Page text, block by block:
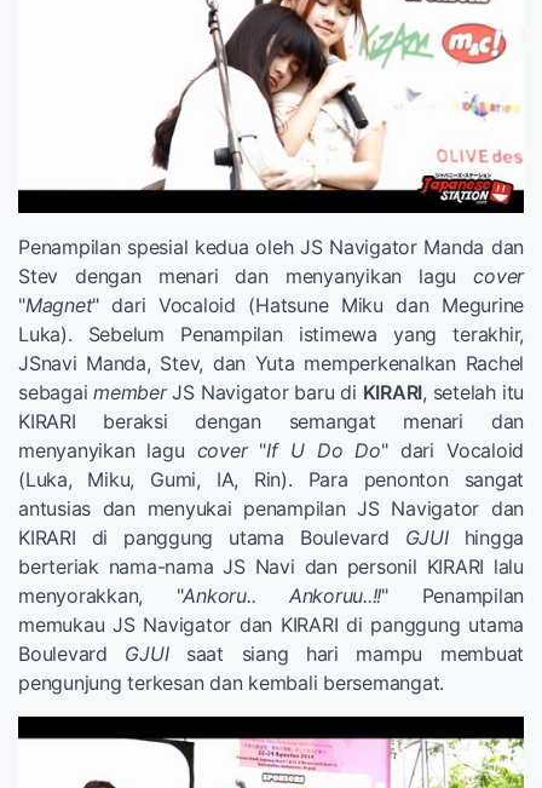
Penampilan spesial kedua oleh JS Navigator Manda dan
Stev dengan menari dan menyanyikan lagucover
"Magnet" dari Vocaloid (Hatsune Miku dan Megurine
Luka). Sebelum Penampilan istimewa yang terakhir,
JSnavi Manda, Stev, dan Yuta memperkenalkan Rachel
sebagaimemberJS Navigator baru di KIRARI, setelah itu
KIRARI beraksi dengan semangat menari dan
menyanyikan lagu cover"If U Do Do" dari Vocaloid
(Luka, Miku, Gumi, IA, Rin). Para penonton sangat
antusias dan menyukai penampilan JS Navigator dan
KIRARI di panggung utama Boulevard GJUIhingga
berteriak nama-nama JS Navi dan personil KIRARI lalu
menyorakkan, "Ankoru.. Ankoruu..!!" Penampilan
memukau JS Navigator dan KIRARI di panggung utama
Boulevard GJUIsaat siang hari mampu membuat
pengunjung terkesan dan kembali bersemangat.